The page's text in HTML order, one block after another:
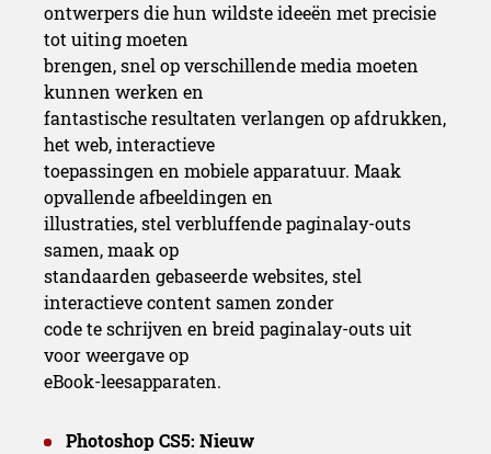
ontwerpers die hun wildste ideeën met precisie
tot uiting moeten
brengen, snel op verschillende media moeten
kunnen werken en
fantastische resultaten verlangen op afdrukken,
het web, interactieve
toepassingen en mobiele apparatuur. Maak
opvallende afbeeldingen en
illustraties, stel verbluffende paginalay-outs
samen, maak op
standaarden gebaseerde websites, stel
interactieve content samen zonder
code te schrijven en breid paginalay-outs uit
voor weergave op
eBook-leesapparaten.
Photoshop CS5: Nieuw